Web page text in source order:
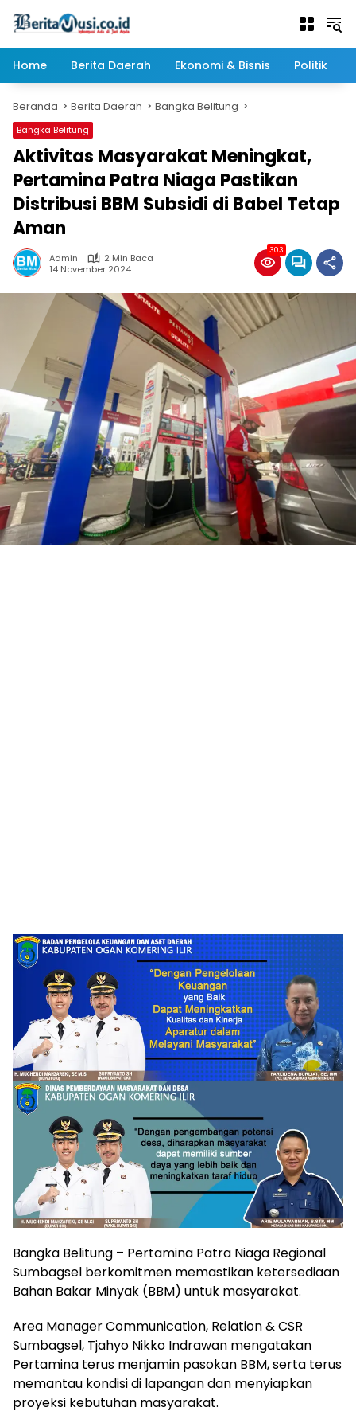
Home
Berita Daerah Ekonomi & Bisnis Politik
Beranda Berita Daerah Bangka Belitung
Bangka Belitung
Aktivitas Masyarakat Meningkat,
Pertamina Patra Niaga Pastikan
Distribusi BBM Subsidi di Babel Tetap
Aman
Admin
2 Min Baca
14 November 2024
303
Bangka Belitung – Pertamina Patra Niaga Regional
Sumbagsel berkomitmen memastikan ketersediaan
Bahan Bakar Minyak (BBM) untuk masyarakat.
Area Manager Communication, Relation & CSR
Sumbagsel, Tjahyo Nikko Indrawan mengatakan
Pertamina terus menjamin pasokan BBM, serta terus
memantau kondisi di lapangan dan menyiapkan
proyeksi kebutuhan masyarakat.